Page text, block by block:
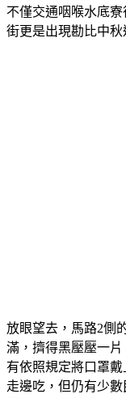
不僅交通咽喉水底
街更是出現勘比中秋
放眼望去，馬路2側
滿，擠得黑壓壓一
有依照規定將口罩
走邊吃，但仍有少